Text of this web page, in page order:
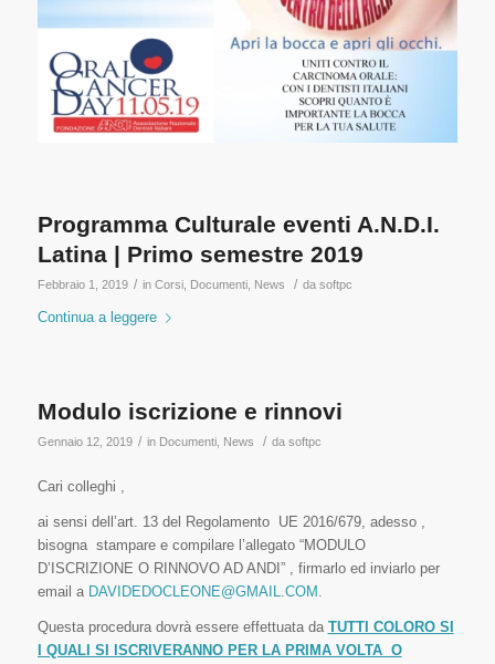
Programma Culturale eventi A.N.D.I.
Latina | Primo semestre 2019
Febbraio 1, 2019 / in Corsi, Documenti, News / da softpc
Continua a leggere
Modulo iscrizione e rinnovi
Gennaio 12, 2019 / in Documenti, News / da softpc
Cari colleghi ,
ai sensi dell’art. 13 del Regolamento UE 2016/679, adesso ,
bisogna stampare e compilare l’allegato “MODULO
D’ISCRIZIONE O RINNOVO AD ANDI” , firmarlo ed inviarlo per
email a DAVIDEDOCLEONE@GMAIL.COM .
Questa procedura dovrà essere effettuata da TUTTI COLORO SI
I QUALI SI ISCRIVERANNO PER LA PRIMA VOLTA O